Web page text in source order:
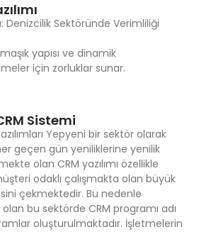
Denizcilik Sektöründe Verimliliği
yapısı ve dinamik
için zorluklar sunar.
Sistemi
Yepyeni bir sektör olarak
geçen gün yeniliklerine yenilik
olan CRM yazılımı özellikle
odaklı çalışmakta olan büyük
çekmektedir. Bu nedenle
bu sektörde CRM programı adı
oluşturulmaktadır. İşletmelerin